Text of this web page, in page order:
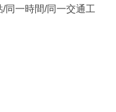
同一時間/同一交通工